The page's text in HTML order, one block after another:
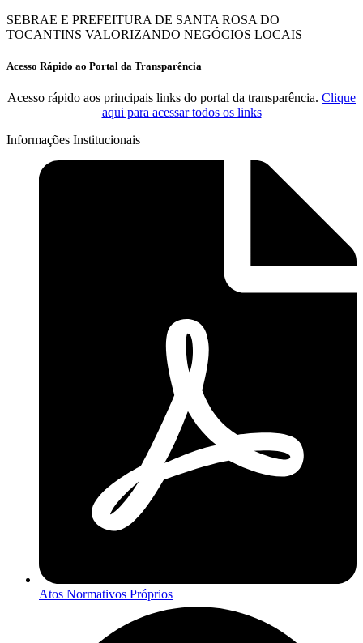
SEBRAE E PREFEITURA DE SANTA ROSA DO
TOCANTINS VALORIZANDO NEGÓCIOS LOCAIS
Acesso Rápido ao Portal da Transparência
Acesso rápido aos principais links do portal da transparência. Clique
aqui para acessar todos os links
Informações Institucionais
Atos Normativos Próprios